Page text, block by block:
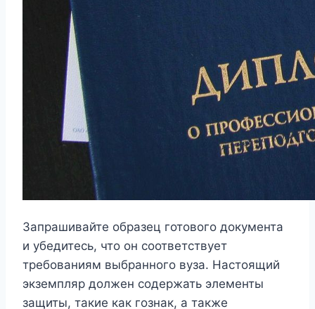
Запрашивайте образец готового документа
и убедитесь, что он соответствует
требованиям выбранного вуза. Настоящий
экземпляр должен содержать элементы
защиты, такие как гознак, а также